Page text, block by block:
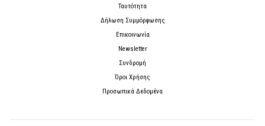
Ταυτότητα
Δήλωση Συμμόρφωσης
Επικοινωνία
Newsletter
Συνδρομή
Όροι Χρήσης
Προσωπικά Δεδομένα